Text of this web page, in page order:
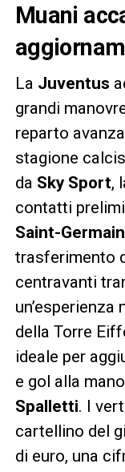
Muani
La Juventus
grandi
reparto
stagione
da Sky Sport,
contatti
Saint-Germain
trasferimento
centravanti
un’esperienza
della Torre
ideale per
e gol alla
Spalletti. I
cartellino del
di euro, una